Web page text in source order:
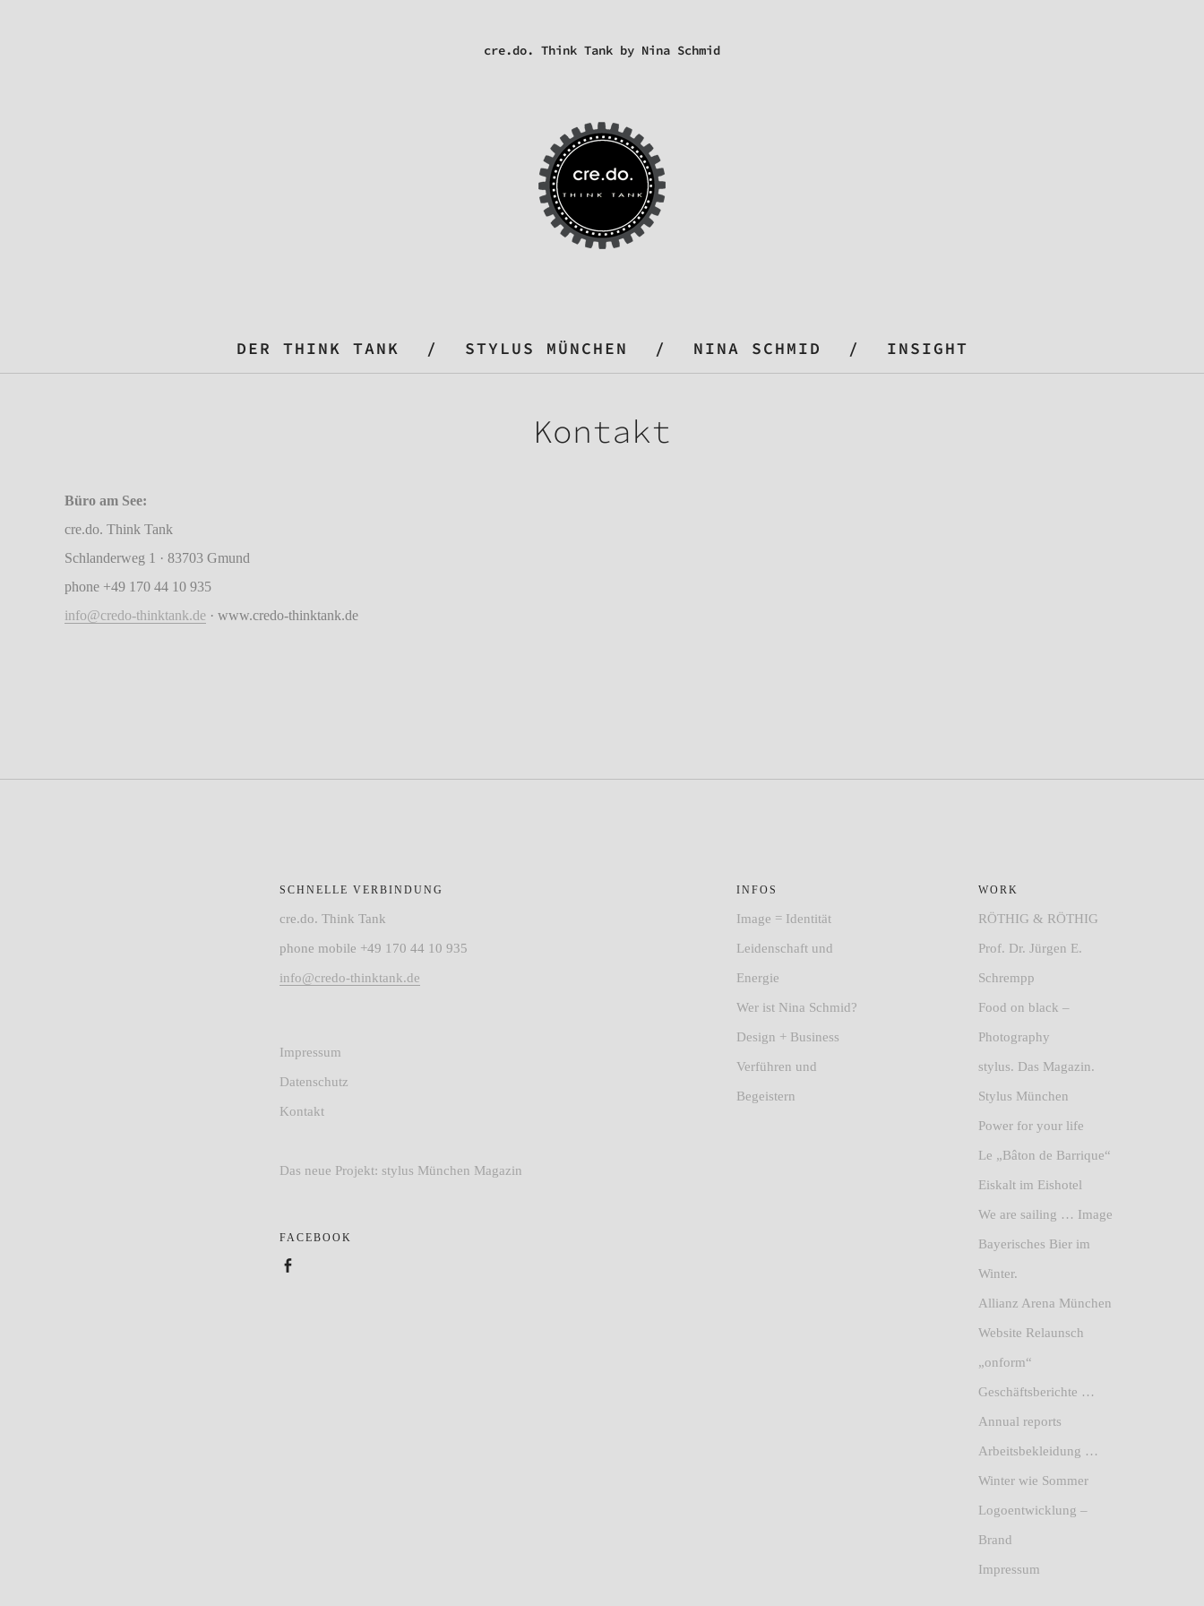
cre.do. Think Tank by Nina Schmid
DER THINK TANK STYLUS MÜNCHEN NINA SCHMID INSIGHT
Kontakt
Büro am See:
cre.do. Think Tank
Schlanderweg 1 · 83703 Gmund
phone +49 170 44 10 935
info@credo-thinktank.de · www.credo-thinktank.de
SCHNELLE VERBINDUNG
cre.do. Think Tank
phone mobile +49 170 44 10 935
info@credo-thinktank.de
Impressum
Datenschutz
Kontakt
Das neue Projekt: stylus München Magazin
FACEBOOK
INFOS
Image = Identität
Leidenschaft und
Energie
Wer ist Nina Schmid?
Design + Business
Verführen und
Begeistern
WORK
RÖTHIG & RÖTHIG
Prof. Dr. Jürgen E.
Schrempp
Food on black –
Photography
stylus. Das Magazin.
Stylus München
Power for your life
Le „Bâton de Barrique“
Eiskalt im Eishotel
We are sailing … Image
Bayerisches Bier im
Winter.
Allianz Arena München
Website Relaunsch
„onform“
Geschäftsberichte …
Annual reports
Arbeitsbekleidung …
Winter wie Sommer
Logoentwicklung –
Brand
Impressum